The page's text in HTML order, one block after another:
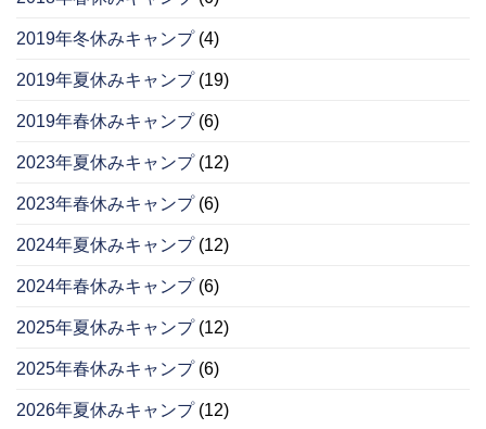
2019年冬休みキャンプ(4)
2019年夏休みキャンプ(19)
2019年春休みキャンプ(6)
2023年夏休みキャンプ(12)
2023年春休みキャンプ(6)
2024年夏休みキャンプ(12)
2024年春休みキャンプ(6)
2025年夏休みキャンプ(12)
2025年春休みキャンプ(6)
2026年夏休みキャンプ(12)